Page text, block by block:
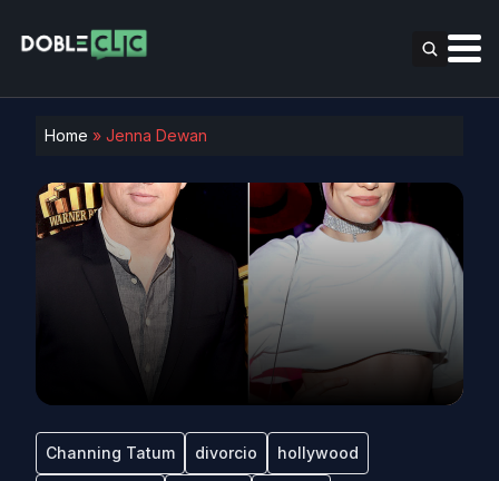
Home » Jenna Dewan
Channing Tatum divorcio hollywood